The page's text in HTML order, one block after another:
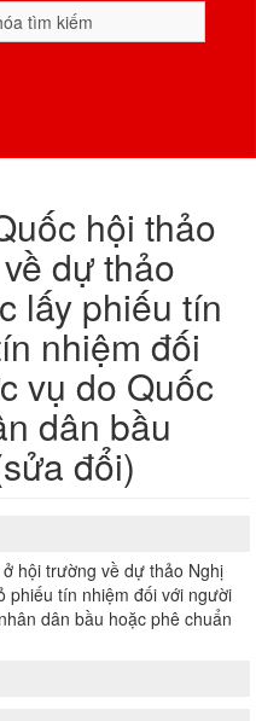
hội thảo
dự thảo
lấy phiếu tín
nhiệm đối
vụ do Quốc
dân bầu
đổi)
hội trường về dự thảo Nghị
phiếu tín nhiệm đối với người
dân bầu hoặc phê chuẩn